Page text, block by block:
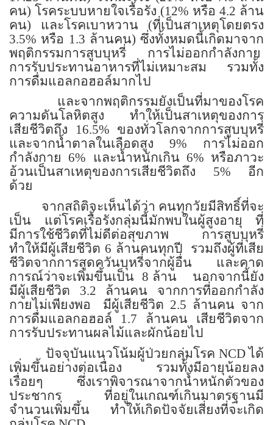
คน) โรคระบบหายใจเรื้อรัง (12% หรือ 4.2 ล้าน
คน) และโรคเบาหวาน (ที่เป็นสาเหตุโดยตรง
3.5% หรือ 1.3 ล้านคน) ซึ่งทั้งหมดนี้เกิดมาจาก
พฤติกรรมการสูบบุหรี่
การไม่ออกกำลังกาย
การรับประทานอาหารที่ไม่เหมาะสม รวมทั้ง
การดื่มแอลกอฮอล์มากไป
และจากพฤติกรรมยังเป็นที่มาของโรค
ความดันโลหิตสูง
ทำให้เป็นสาเหตุของการ
เสียชีวิตถึง 16.5% ของทั่วโลกจากการสูบบุหรี่
และจากน้ำตาลในเลือดสูง 9% การไม่ออก
กำลังกาย 6% และน้ำหนักเกิน 6% หรือภาวะ
อ้วนเป็นสาเหตุของการเสียชีวิตถึง 5% อีก
ด้วย
จากสถิติจะเห็นได้ว่า คนทุกวัยมีสิทธิ์ที่จะ
เป็น
แต่โรคเรื้อรังกลุ่มนี้มักพบในผู้สูงอายุ
ที่
มีการใช้ชีวิตที่ไม่ดีต่อสุขภาพ การสูบบุหรี่
ทำให้มีผู้เสียชีวิต 6 ล้านคนทุกปี
รวมถึงผู้ที่เสีย
ชีวิตจากการสูดควันบุหรี่จากผู้อื่น และคาด
การณ์ว่าจะเพิ่มขึ้นเป็น 8 ล้าน
นอกจากนี้ยัง
มีผู้เสียชีวิต 3.2 ล้านคน จากการที่ออกกำลัง
กายไม่เพียงพอ
มีผู้เสียชีวิต 2.5 ล้านคน จาก
การดื่มแอลกอฮอล์ 1.7 ล้านคน เสียชีวิตจาก
การรับประทานผลไม้และผักน้อยไป
ปัจจุบันแนวโน้มผู้ป่วยกลุ่มโรค NCDได้
เพิ่มขึ้นอย่างต่อเนื่อง รวมทั้งมีอายุน้อยลง
เรื่อยๆ
ซึ่งเราพิจารณาจากน้ำหนักตัวของ
ประชากร ที่อยู่ในเกณฑ์เกินมาตรฐานมี
จำนวนเพิ่มขึ้น ทำให้เกิดปัจจัยเสี่ยงที่จะเกิด